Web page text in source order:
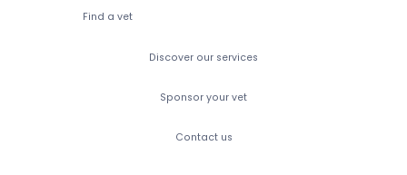
Find a vet
Discover our services
Sponsor your vet
Contact us